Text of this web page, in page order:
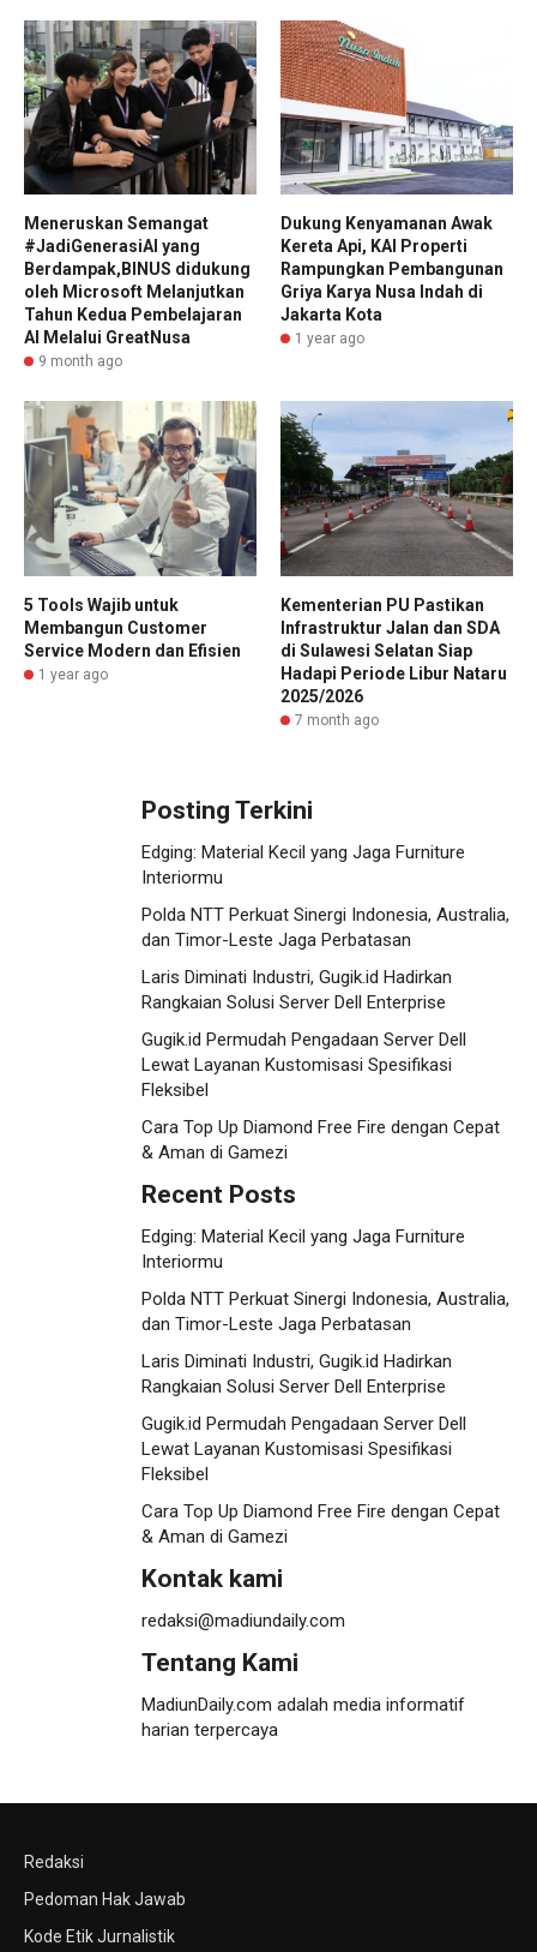
Meneruskan Semangat
#JadiGenerasiAI yang
Berdampak,BINUS didukung
oleh Microsoft Melanjutkan
Tahun Kedua Pembelajaran
AI Melalui GreatNusa
9 month ago
Dukung Kenyamanan Awak
Kereta Api, KAI Properti
Rampungkan Pembangunan
Griya Karya Nusa Indah di
Jakarta Kota
1 year ago
5 Tools Wajib untuk
Membangun Customer
Service Modern dan Efisien
1 year ago
Kementerian PU Pastikan
Infrastruktur Jalan dan SDA
di Sulawesi Selatan Siap
Hadapi Periode Libur Nataru
2025/2026
7 month ago
Posting Terkini
Edging: Material Kecil yang Jaga Furniture
Interiormu
Polda NTT Perkuat Sinergi Indonesia, Australia,
dan Timor-Leste Jaga Perbatasan
Laris Diminati Industri, Gugik.id Hadirkan
Rangkaian Solusi Server Dell Enterprise
Gugik.id Permudah Pengadaan Server Dell
Lewat Layanan Kustomisasi Spesifikasi
Fleksibel
Cara Top Up Diamond Free Fire dengan Cepat
& Aman di Gamezi
Recent Posts
Edging: Material Kecil yang Jaga Furniture
Interiormu
Polda NTT Perkuat Sinergi Indonesia, Australia,
dan Timor-Leste Jaga Perbatasan
Laris Diminati Industri, Gugik.id Hadirkan
Rangkaian Solusi Server Dell Enterprise
Gugik.id Permudah Pengadaan Server Dell
Lewat Layanan Kustomisasi Spesifikasi
Fleksibel
Cara Top Up Diamond Free Fire dengan Cepat
& Aman di Gamezi
Kontak kami
redaksi@madiundaily.com
Tentang Kami
MadiunDaily.com adalah media informatif
harian terpercaya
Redaksi
Pedoman Hak Jawab
Kode Etik Jurnalistik